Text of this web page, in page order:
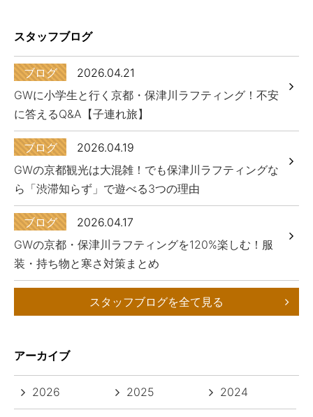
スタッフブログ
ブログ
2026.04.21
GWに小学生と行く京都・保津川ラフティング！不安
に答えるQ&A【子連れ旅】
ブログ
2026.04.19
GWの京都観光は大混雑！でも保津川ラフティングな
ら「渋滞知らず」で遊べる3つの理由
ブログ
2026.04.17
GWの京都・保津川ラフティングを120%楽しむ！服
装・持ち物と寒さ対策まとめ
スタッフブログを全て見る
アーカイブ
2026 2025 2024